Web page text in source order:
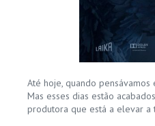
Até hoje, quando
Mas esses dias estão
produtora que está a elevar a